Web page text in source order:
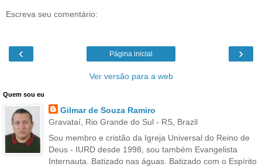
Escreva seu comentário:
‹ ›
Página inicial
Ver versão para a web
Quem sou eu
Gilmar de Souza Ramiro
Gravataí, Rio Grande do Sul - RS, Brazil
Sou membro e cristão da Igreja Universal do Reino de
Deus - IURD desde 1998, sou também Evangelista
Internauta. Batizado nas águas. Batizado com o Espírito